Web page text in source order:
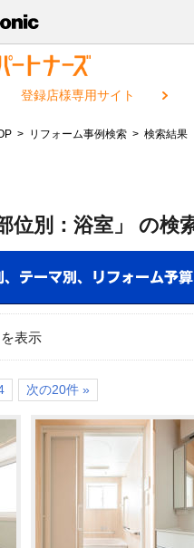
登録店様専用サイト
リフォーム事例検索 検索結果
位別：浴室」 の検
表示
次の20件 »